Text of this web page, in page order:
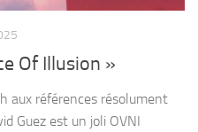
Of Illusion »
aux références résolument
Guez est un joli OVNI